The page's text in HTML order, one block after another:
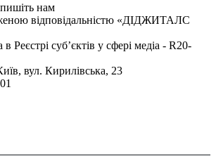
нам
відповідальністю «ДІДЖИТАЛС
в Реєстрі суб’єктів у сфері медіа - R20-
вул. Кирилівська, 23